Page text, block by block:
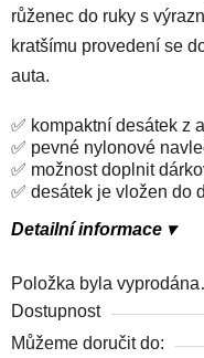
růženec do ruky s
kratšímu provedení se
auta.
✅ kompaktní desátek z
✅ pevné nylonové
✅ možnost doplnit
✅ desátek je vložen do
Detailní informace ▾
Položka byla
Dostupnost
Můžeme doručit do: